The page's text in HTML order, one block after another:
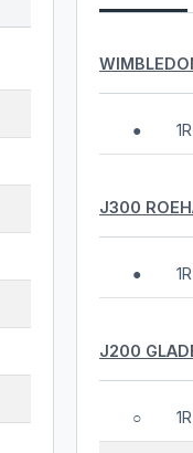
● 1R
J300
● 1R
J200
○ 1R